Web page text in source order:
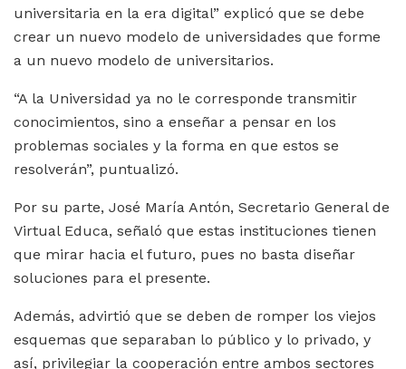
universitaria en la era digital” explicó que se debe
crear un nuevo modelo de universidades que forme
a un nuevo modelo de universitarios.
“A la Universidad ya no le corresponde transmitir
conocimientos, sino a enseñar a pensar en los
problemas sociales y la forma en que estos se
resolverán”, puntualizó.
Por su parte, José María Antón, Secretario General de
Virtual Educa, señaló que estas instituciones tienen
que mirar hacia el futuro, pues no basta diseñar
soluciones para el presente.
Además, advirtió que se deben de romper los viejos
esquemas que separaban lo público y lo privado, y
así, privilegiar la cooperación entre ambos sectores